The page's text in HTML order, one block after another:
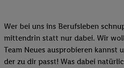
Wer bei uns ins Berufsleben
mittendrin statt nur dabei. Wir
Team Neues ausprobieren kannst
der zu dir passt! Was dabei